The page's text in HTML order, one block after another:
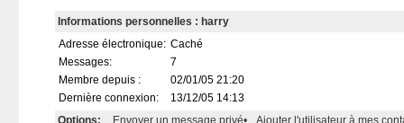
Informations personnelles : harry
Adresse électronique: Caché
Messages:
7
Membre depuis :
02/01/05 21:20
Dernière connexion:
13/12/05 14:13
Options:
Envoyer un message privé• Ajouter l'utilisateur à mes